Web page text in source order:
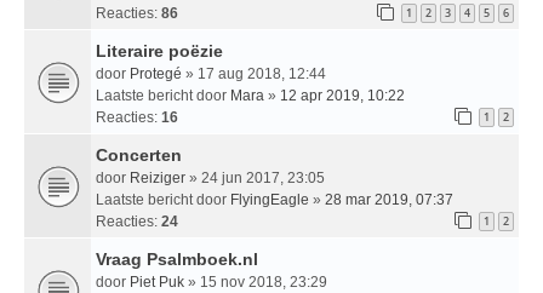
Reacties: 86 1 2 3 4 5 6
Literaire poëzie
door Protegé » 17 aug 2018, 12:44
Laatste bericht door Mara » 12 apr 2019, 10:22
Reacties: 16 1 2
Concerten
door Reiziger » 24 jun 2017, 23:05
Laatste bericht door FlyingEagle » 28 mar 2019, 07:37
Reacties: 24 1 2
Vraag Psalmboek.nl
door Piet Puk » 15 nov 2018, 23:29